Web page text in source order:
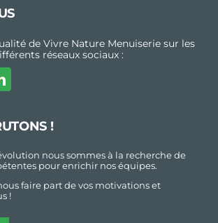
de Vivre Nature Menuiserie sur les
réseaux sociaux :
!
nous sommes à la recherche de
pour enrichir nos équipes.
faire part de vos motivations et
!